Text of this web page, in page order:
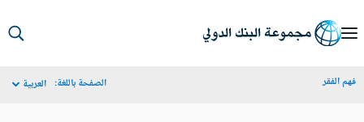
الفقر الصفحة باللغة: العربية